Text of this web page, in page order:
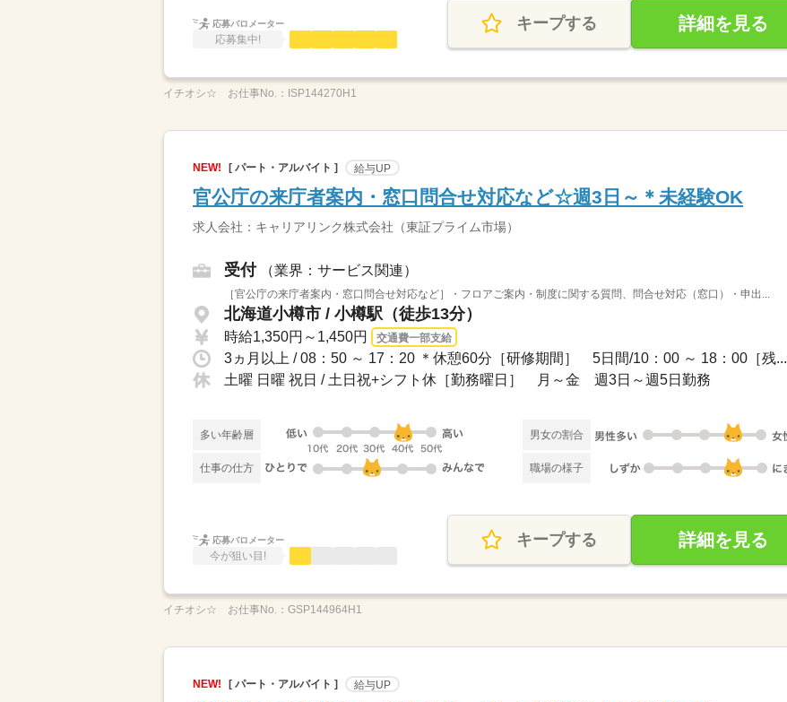
応募バロメーター
応募集中!
キープする 詳細を見る
イチオシ☆ お仕事No.： ISP144270H1
NEW! [ パート・アルバイト ] 給与UP
官公庁の来庁者案内・窓口問合せ対応など☆週3日～＊未経験OK
求人会社：キャリアリンク株式会社（東証プライム市場）
受付 （業界：サービス関連）
［官公庁の来庁者案内・窓口問合せ対応など］・フロアご案内・制度に関する質問、問合せ対応（窓口）・申出...
北海道小樽市 / 小樽駅（徒歩13分）
時給1,350円～1,450円 交通費一部支給
3ヵ月以上 / 08：50 ～ 17：20 ＊休憩60分［研修期間］ 5日間/10：00 ～ 18：00［残...
土曜 日曜 祝日 / 土日祝+シフト休［勤務曜日］ 月～金 週3日～週5日勤務
多い年齢層 男女の割合
仕事の仕方 職場の様子
応募バロメーター
今が狙い目!
キープする 詳細を見る
イチオシ☆ お仕事No.： GSP144964H1
NEW! [ パート・アルバイト ] 給与UP